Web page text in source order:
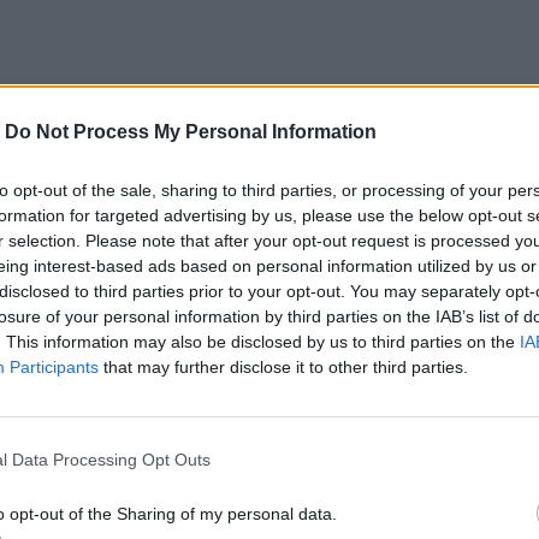
Do Not Process My Personal Information
opt-out of the sale, sharing to third parties, or processing of your
for targeted advertising by us, please use the below opt-out
selection. Please note that after your opt-out request is processed
interest-based ads based on personal information utilized by us
to third parties prior to your opt-out. You may separately
of your personal information by third parties on the IAB’s list of
This information may also be disclosed by us to third parties on the
Participants that may further disclose it to other third parties.
Data Processing Opt Outs
opt-out of the Sharing of my personal data.
Ο 80χρονος πλέον Μάρτιν Σκορσέζε
του γοητευτικό τρόπο να αφηγείται και κυρίως
τα θεμέλια και τα υλικά με τα οποία
από την Άγρια Δύση στον 20ο αιώνα, στον
αιματηρή ενηλικίωση μίας τεράστιας χώρας,
μέχρι και σήμερα την αρπαχτική φύση
πείρα του και τα χρόνια που κουβαλά, δεν θα
να καταγγείλει την καθοδηγούμενη
ιστορικούς. Και βεβαίως θα χρειαστεί 3,5
γιατί πέρα από το μέγεθος και την εμβέλεια
ικανότητά του, τους κώδικες και την